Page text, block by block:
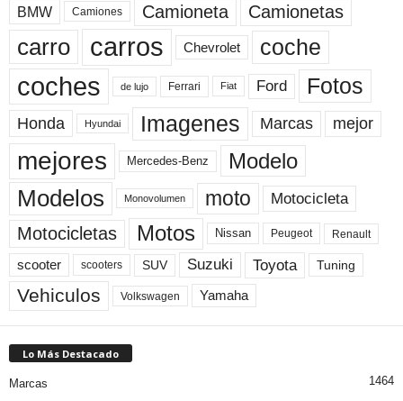
BMW Camiones Camioneta Camionetas
carro carros Chevrolet coche
coches de lujo Ferrari Fiat Ford Fotos
Honda Hyundai Imagenes Marcas mejor
mejores Mercedes-Benz Modelo
Modelos Monovolumen moto Motocicleta
Motocicletas Motos Nissan Peugeot Renault
scooter scooters SUV Suzuki Toyota Tuning
Vehiculos Volkswagen Yamaha
Lo Más Destacado
Marcas 1464